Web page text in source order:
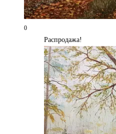
0
Распродажа!